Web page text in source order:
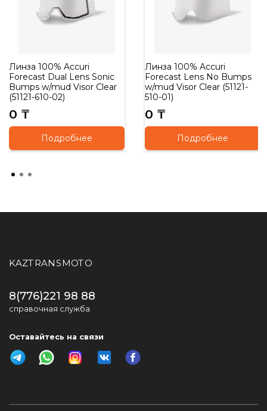
Линза 100% Accuri
Forecast Dual Lens Sonic
Bumps w/mud Visor Clear
(51121-610-02)
0 ₸
Подробнее
Линза 100% Accuri
Forecast Lens No Bumps
w/mud Visor Clear (51121-
510-01)
0 ₸
Подробнее
KAZTRANSMOTO
8(776)221 98 88
справочная служба
Оставайтесь на связи